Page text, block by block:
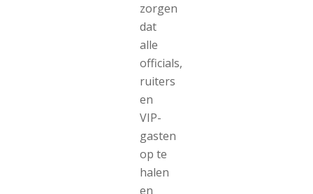
zorgen
dat
alle
officials,
ruiters
en
VIP-
gasten
op te
halen
en